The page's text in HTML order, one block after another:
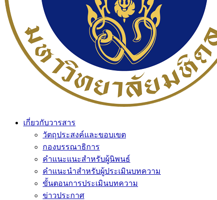
เกี่ยวกับวารสาร
วัตถุประสงค์และขอบเขต
กองบรรณาธิการ
คำแนะแนะสำหรับผู้นิพนธ์
คำแนะนำสำหรับผู้ประเมินบทความ
ขั้นตอนการประเมินบทความ
ข่าวประกาศ